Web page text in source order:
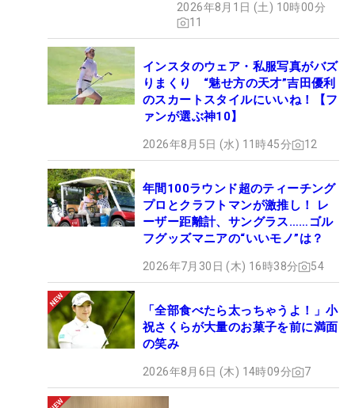
2026年8月1日 (土) 10時00分
11
インスタのウェア・私服写真がバズ
りまくり “魅せ方の天才”吉田優利
のスカートスタイルにいいね！【フ
ァンが選ぶ神10】
2026年8月5日 (水) 11時45分 12
年間100ラウンド超のティーチング
プロとクラフトマンが激推し！ レ
ーザー距離計、サングラス……ゴル
フグッズマニアの“いいモノ”は？
2026年7月30日 (木) 16時38分 54
「全部食べたら太っちゃうよ！」小
祝さくらが大量のお菓子を前に満面
の笑み
2026年8月6日 (木) 14時09分 7